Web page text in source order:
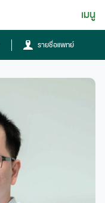
เมนู
รายชื่อแพทย์